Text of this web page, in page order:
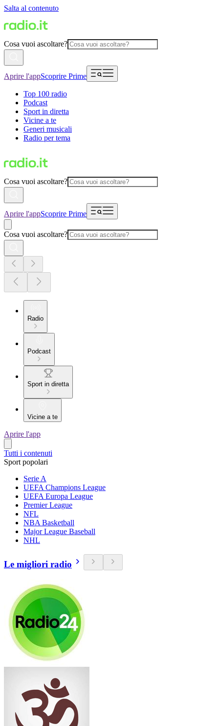
Salta al contenuto
Cosa vuoi ascoltare?
Aprire l'appScoprire Prime
Top 100 radio
Podcast
Sport in diretta
Vicine a te
Generi musicali
Radio per tema
Cosa vuoi ascoltare?
Aprire l'appScoprire Prime
Cosa vuoi ascoltare?
Radio
Podcast
Sport in diretta
Vicine a te
Aprire l'app
Tutti i contenuti
Sport popolari
Serie A
UEFA Champions League
UEFA Europa League
Premier League
NFL
NBA Basketball
Major League Baseball
NHL
Le migliori radio